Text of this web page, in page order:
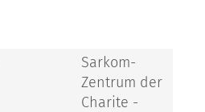
Sarkom-
Zentrum der
Charite -